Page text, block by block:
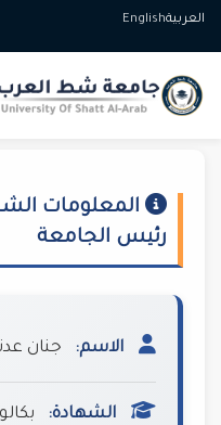
العربيةEnglish
المعلومات
رئيس الجامعة
الاسم: جنان
الشهادة: